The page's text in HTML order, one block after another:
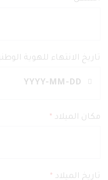
تاريخ الانتهاء للهوية الوطنية
مكان الميلاد *
تاريخ الميلاد *